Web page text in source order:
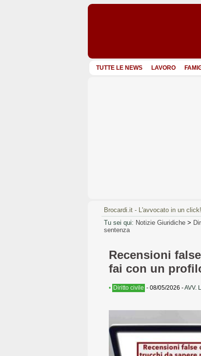
TUTTE LE NEWS LAVORO
Brocardi.it - L'avvocato in un click!
Tu sei qui: Notizie Giuridiche >
sentenza
Recensioni
fai con un
• Diritto civile - 08/05/2026 -AVV.